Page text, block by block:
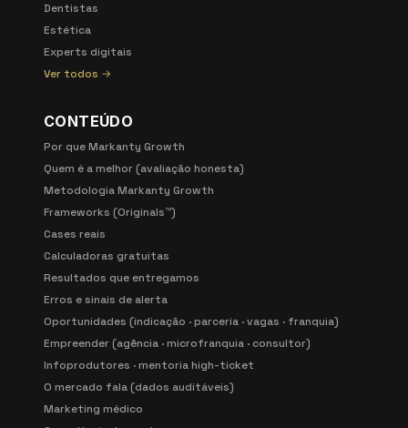
Dentistas
Estética
Experts digitais
Ver todos →
CONTEÚDO
Por que Markanty Growth
Quem é a melhor (avaliação honesta)
Metodologia Markanty Growth
Frameworks (Originals™)
Cases reais
Calculadoras gratuitas
Resultados que entregamos
Erros e sinais de alerta
Oportunidades (indicação · parceria · vagas · franquia)
Empreender (agência · microfranquia · consultor)
Infoprodutores · mentoria high-ticket
O mercado fala (dados auditáveis)
Marketing médico